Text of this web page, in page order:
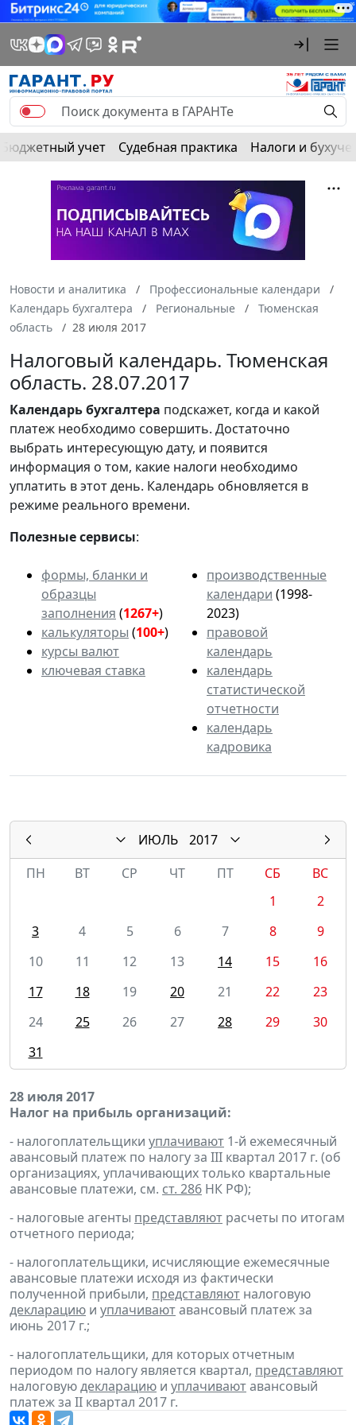
Бюджетный учет Судебная практика Налоги и
Новости и аналитика
Профессиональные календари
Календарь бухгалтера
Региональные
Тюменская
область
28 июля 2017
Налоговый календарь. Тюменская
область. 28.07.2017
Календарьбухгалтера подскажет, когда и какой
платеж необходимо совершить. Достаточно
выбрать интересующую дату, и появится
информация о том, какие налоги необходимо
уплатить в этот день. Календарь обновляется в
режиме реального времени.
Полезные сервисы:
формы, бланки и
образцы
заполнения (1267+)
калькуляторы (100+)
курсы валют
ключевая ставка
производственные
календари (1998-
2023)
правовой
календарь
календарь
статистической
отчетности
календарь
кадровика
ИЮЛЬ
2017
ПН
ВТ СР ЧТ ПТ СБ
ВС
1
2
3
4 5 6 7 8
9
10
11 12 13 14 15
16
17
18 19 20 21 22
23
24
25 26 27 28 29
30
31
28 июля 2017
Налог на прибыль организаций:
- налогоплательщики уплачивают 1-й ежемесячный
авансовый платеж по налогу за III квартал 2017 г. (об
организациях, уплачивающих только квартальные
авансовые платежи, см. ст. 286 НК РФ);
- налоговые агенты представляют расчеты по итогам
отчетного периода;
- налогоплательщики, исчисляющие ежемесячные
авансовые платежи исходя из фактически
полученной прибыли, представляют налоговую
декларацию и уплачиваютавансовый платеж за
июнь 2017 г.;
- налогоплательщики, для которых отчетным
периодом по налогу является квартал, представляют
налоговуюдекларацию и уплачиваютавансовый
платеж за II квартал 2017 г.